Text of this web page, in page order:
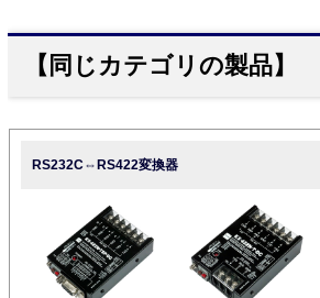
【同じカテゴリの製品】
RS232C⇔RS422変換器